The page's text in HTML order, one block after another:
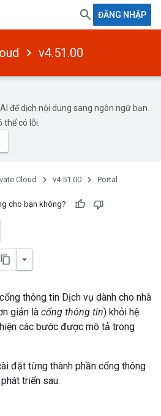
ĐĂNG NHẬP
v4.51.00
để dịch nội dung sang ngôn ngữ bạn
có lỗi.
Cloud v4.51.00 Portal
cho bạn không?
thông tin Dịch vụ dành cho nhà
giản là cổng thông tin) khỏi hệ
các bước được mô tả trong
đặt từng thành phần cổng thông
triển sau: